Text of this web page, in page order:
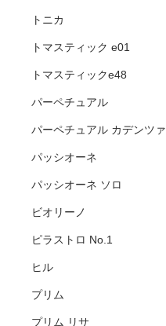
トニカ
トマスティック e01
トマスティックe48
パーペチュアル
パーペチュアル カデンツァ
パッシオーネ
パッシオーネ ソロ
ビオリーノ
ピラストロ No.1
ヒル
プリム
プリム リサ